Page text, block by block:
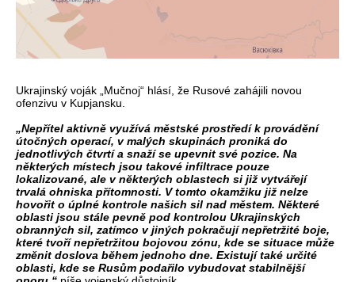
Ukrajinský voják „Mučnoj“ hlásí, že Rusové zahájili novou
ofenzivu v Kupjansku.
„Nepřítel aktivně využívá městské prostředí k provádění
útočných operací, v malých skupinách proniká do
jednotlivých čtvrtí a snaží se upevnit své pozice. Na
některých místech jsou takové infiltrace pouze
lokalizované, ale v některých oblastech si již vytvářejí
trvalá ohniska přítomnosti. V tomto okamžiku již nelze
hovořit o úplné kontrole našich sil nad městem. Některé
oblasti jsou stále pevně pod kontrolou Ukrajinských
obranných sil, zatímco v jiných pokračují nepřetržité boje,
které tvoří nepřetržitou bojovou zónu, kde se situace může
změnit doslova během jednoho dne. Existují také určité
oblasti, kde se Rusům podařilo vybudovat stabilnější